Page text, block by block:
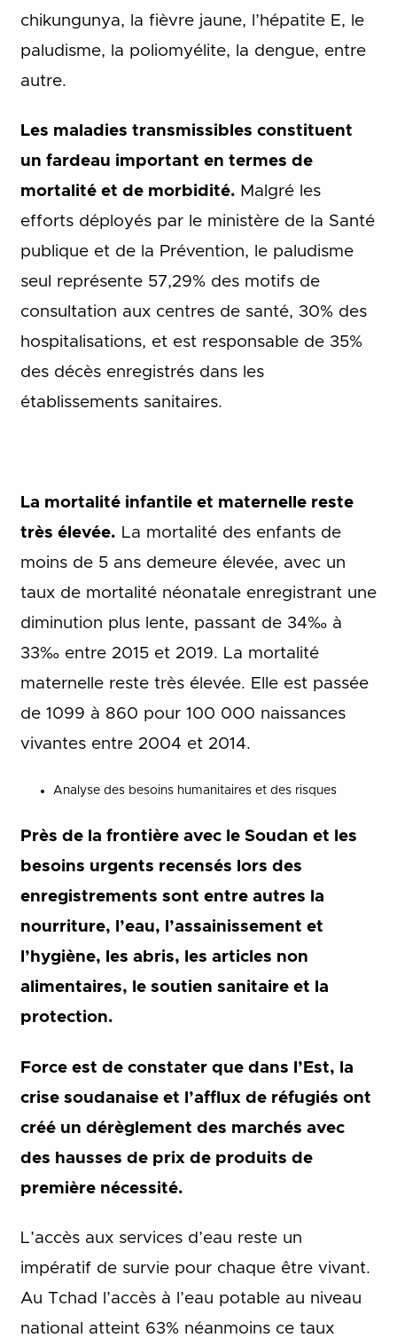
chikungunya, la fièvre jaune, l’hépatite E, le
paludisme, la poliomyélite, la dengue, entre
autre.
Les maladies transmissibles constituent
un fardeau important en termes de
mortalité et de morbidité. Malgré les
efforts déployés par le ministère de la Santé
publique et de la Prévention, le paludisme
seul représente 57,29% des motifs de
consultation aux centres de santé, 30% des
hospitalisations, et est responsable de 35%
des décès enregistrés dans les
établissements sanitaires.
La mortalité infantile et maternelle reste
très élevée. La mortalité des enfants de
moins de 5 ans demeure élevée, avec un
taux de mortalité néonatale enregistrant une
diminution plus lente, passant de 34‰ à
33‰ entre 2015 et 2019. La mortalité
maternelle reste très élevée. Elle est passée
de 1099 à 860 pour 100 000 naissances
vivantes entre 2004 et 2014.
Analyse des besoins humanitaires et des risques
Près de la frontière avec le Soudan et les
besoins urgents recensés lors des
enregistrements sont entre autres la
nourriture, l’eau, l’assainissement et
l’hygiène, les abris, les articles non
alimentaires, le soutien sanitaire et la
protection.
Force est de constater que dans l’Est, la
crise soudanaise et l’afflux de réfugiés ont
créé un dérèglement des marchés avec
des hausses de prix de produits de
première nécessité.
L’accès aux services d’eau reste un
impératif de survie pour chaque être vivant.
Au Tchad l’accès à l’eau potable au niveau
national atteint 63% néanmoins ce taux